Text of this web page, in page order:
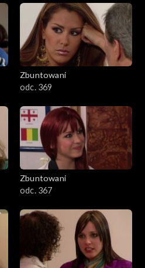
Zbuntowani
odc. 369
Zbuntowani
odc. 367